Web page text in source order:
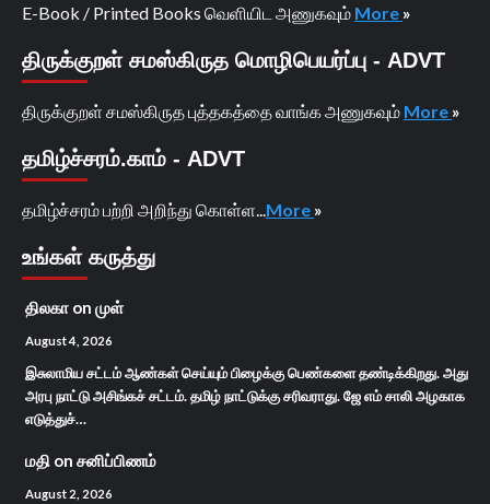
E-Book / Printed Books வெளியிட அணுகவும் More »
திருக்குறள் சமஸ்கிருத மொழிபெயர்ப்பு - ADVT
திருக்குறள் சமஸ்கிருத புத்தகத்தை வாங்க அணுகவும் More »
தமிழ்ச்சரம்.காம் - ADVT
தமிழ்ச்சரம் பற்றி அறிந்து கொள்ள... More »
உங்கள் கருத்து
திலகா on முள்
August 4, 2026
இசுலாமிய சட்டம் ஆண்கள் செய்யும் பிழைக்கு பெண்களை தண்டிக்கிறது. அது
அரபு நாட்டு அசிங்கச் சட்டம். தமிழ் நாட்டுக்கு சரிவராது. ஜே எம் சாலி அழகாக
எடுத்துச்…
மதி on சனிப்பிணம்
August 2, 2026